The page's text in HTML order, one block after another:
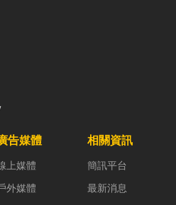
告媒體
上媒體
外媒體
相關資訊
簡訊平台
最新消息